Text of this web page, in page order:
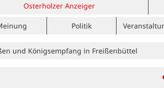
Osterholzer Anzeiger
Politik
und Königsempfang in Freißenbüttel